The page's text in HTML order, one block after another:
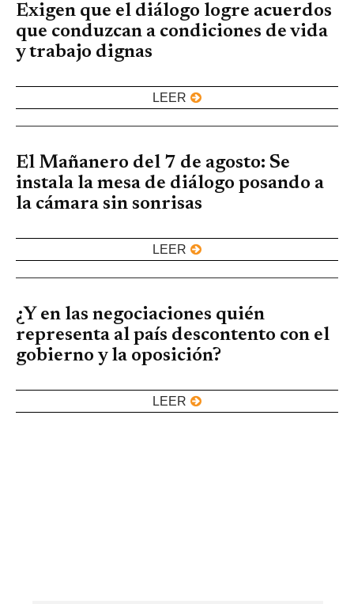
Exigen que el diálogo logre acuerdos
que conduzcan a condiciones de vida
y trabajo dignas
LEER
El Mañanero del 7 de agosto: Se
instala la mesa de diálogo posando a
la cámara sin sonrisas
LEER
¿Y en las negociaciones quién
representa al país descontento con el
gobierno y la oposición?
LEER